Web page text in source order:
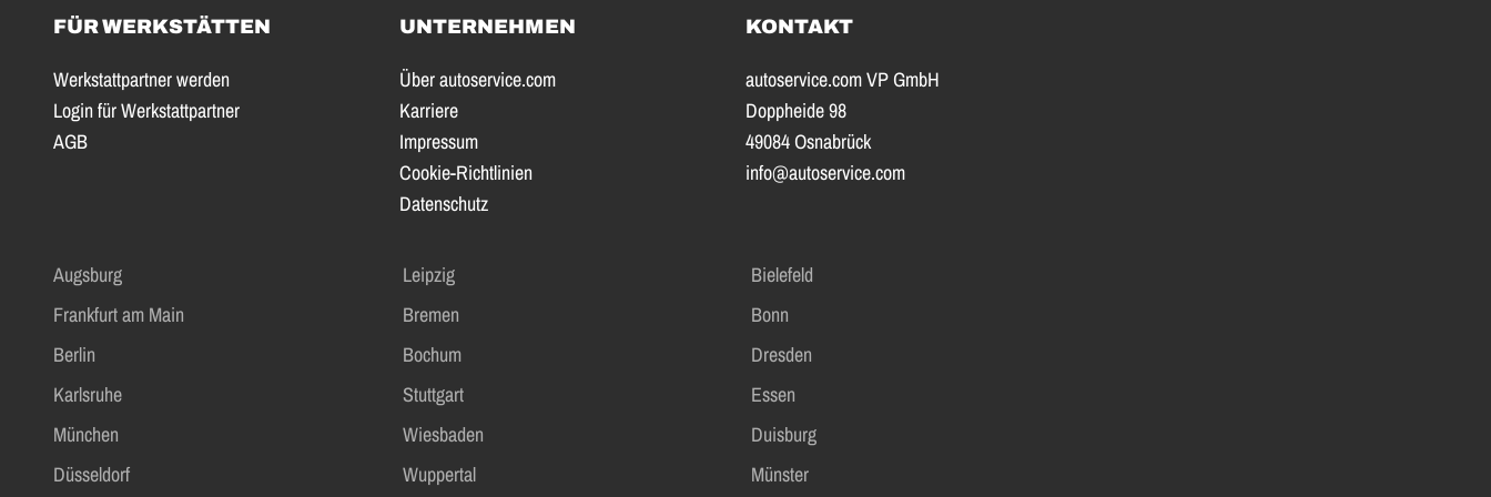
FÜR WERKSTÄTTEN
Werkstattpartner werden
Login für Werkstattpartner
AGB
UNTERNEHMEN
Über autoservice.com
Karriere
Impressum
Cookie-Richtlinien
Datenschutz
KONTAKT
autoservice.com VP GmbH
Doppheide 98
49084 Osnabrück
info@autoservice.com
Augsburg Leipzig
Bielefeld
Frankfurt am Main
Bremen
Bonn
Berlin
Bochum
Dresden
Karlsruhe
Stuttgart
Essen
München
Wiesbaden
Duisburg
Düsseldorf
Wuppertal Münster